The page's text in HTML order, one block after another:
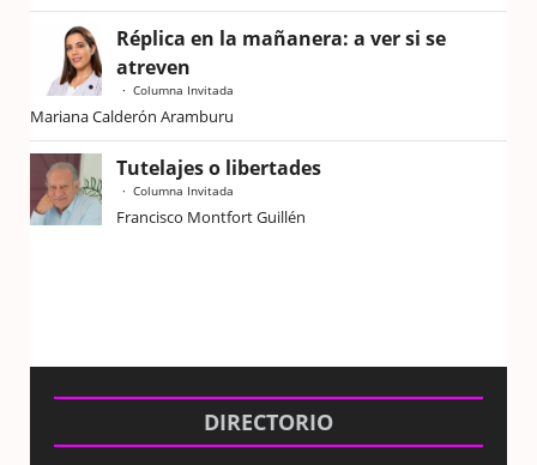
Réplica en la mañanera: a ver si se
atreven
Columna Invitada
Mariana Calderón Aramburu
Tutelajes o libertades
Columna Invitada
Francisco Montfort Guillén
DIRECTORIO